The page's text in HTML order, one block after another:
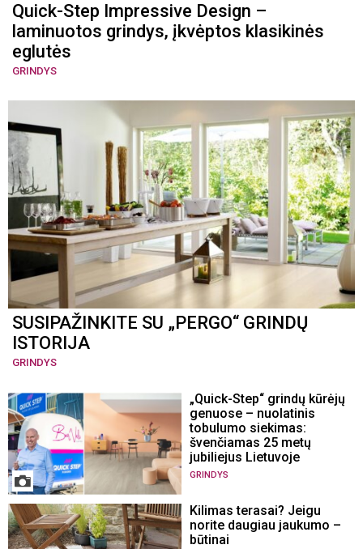
Quick-Step Impressive Design –
laminuotos grindys, įkvėptos klasikinės
eglutės
GRINDYS
SUSIPAŽINKITE SU „PERGO“ GRINDŲ
ISTORIJA
GRINDYS
„Quick-Step“ grindų kūrėjų
genuose – nuolatinis
tobulumo siekimas:
švenčiamas 25 metų
jubiliejus Lietuvoje
GRINDYS
Kilimas terasai? Jeigu
norite daugiau jaukumo –
būtinai